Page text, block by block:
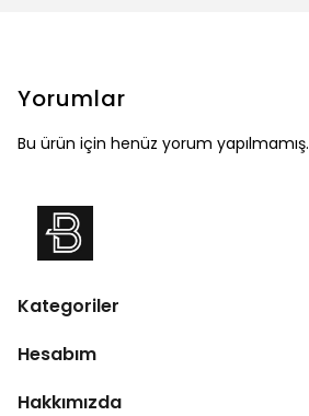
Yorumlar
Bu ürün için henüz yorum yapılmamış.
Kategoriler
Hesabım
Hakkımızda